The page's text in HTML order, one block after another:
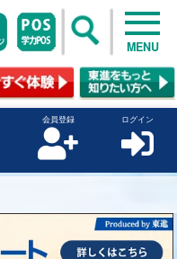
MENU
会員登録 ログイン